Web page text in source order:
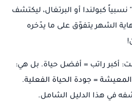
كبولندا أو البرتغال، ليكتشف
الشهر يتفوّق على ما يدّخره
أكبر راتب = أفضل حياة. بل هي:
= جودة الحياة الفعلية.
في هذا الدليل الشامل.